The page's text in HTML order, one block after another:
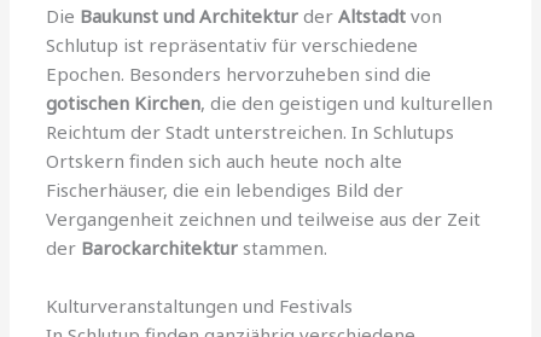
Die Baukunst und Architektur derAltstadt von
Schlutup ist repräsentativ für verschiedene
Epochen. Besonders hervorzuheben sind die
gotischen Kirchen, die den geistigen und kulturellen
Reichtum der Stadt unterstreichen. In Schlutups
Ortskern finden sich auch heute noch alte
Fischerhäuser, die ein lebendiges Bild der
Vergangenheit zeichnen und teilweise aus der Zeit
der Barockarchitektur stammen.
Kulturveranstaltungen und Festivals